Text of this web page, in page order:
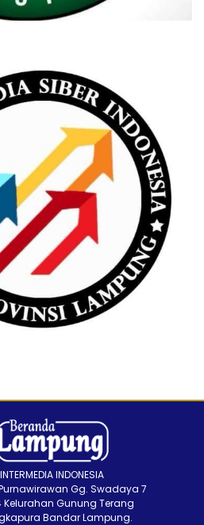
INDONESIA
Gg. Swadaya 7
Kelurahan Gunung Terang
Bandar Lampung.